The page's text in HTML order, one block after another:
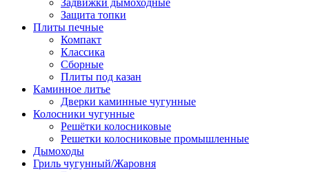
Задвижки дымоходные
Защита топки
Плиты печные
Компакт
Классика
Сборные
Плиты под казан
Каминное литье
Дверки каминные чугунные
Колосники чугунные
Решётки колосниковые
Решетки колосниковые промышленные
Дымоходы
Гриль чугунный/Жаровня